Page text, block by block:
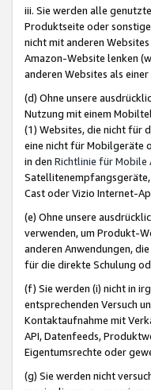
iii. Sie werden alle
Produktseite oder
nicht mit anderen
Amazon-Website lenken
anderen Websites als
(d) Ohne unsere
Nutzung mit einem
(1) Websites, die nicht für
eine nicht für Mobilgeräte
in den Richtlinie für Mobile
Satellitenempfangsgeräte,
Cast oder Vizio Internet-
(e) Ohne unsere
verwenden, um Produkt-
anderen Anwendungen,
für die direkte Schulung
(f) Sie werden (i) nicht in
entsprechenden Versuch
Kontaktaufnahme mit
API, Datenfeeds,
Eigentumsrechte oder
(g) Sie werden nicht